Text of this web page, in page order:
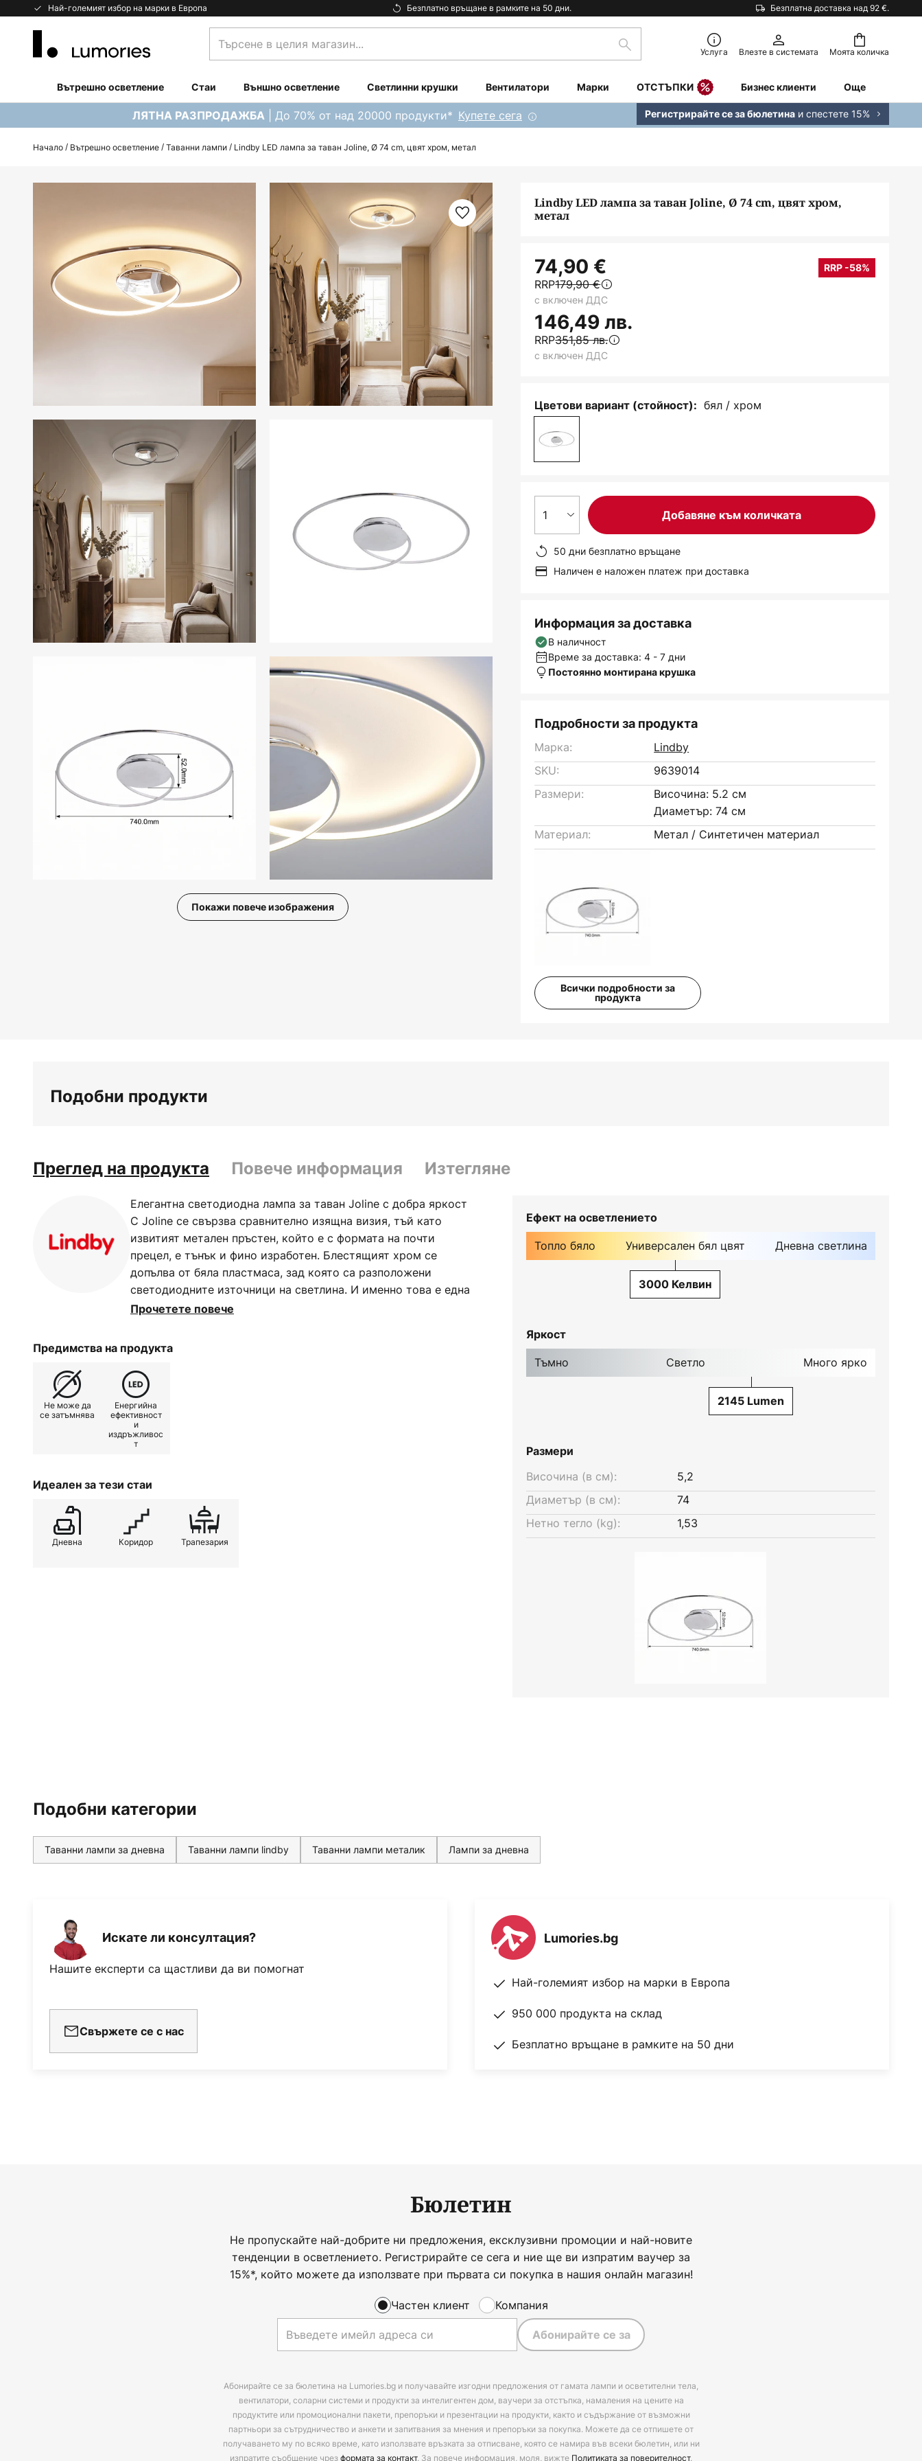
Най-големият избор на марки в Европа Безплатно връщане в рамките на 50 дни. Безплатна доставка над 92 €.
Прескачане
Моята количка
магазин...
Търсене Услуга Влезте в системата
Вътрешно осветление Стаи Външно осветление Светлинни крушки Вентилатори Марки ОТСТЪПКИ Бизнес клиенти Още
ЛЯТНА РАЗПРОДАЖБА | До 70% от над 20000 продукти* Купете сега Регистрирайте се за бюлетина и спестете 15%
Начало Вътрешно осветление Таванни лампи Lindby LED лампа за таван Joline, Ø 74 cm, цвят хром, метал
галерията
изображенията
Покажи повече изображения
Lindby LED лампа за таван Joline, Ø 74 cm, цвят хром,
метал
74,90 € RRP -58%
RRP179,90 €
146,49 лв.
RRP351,85 лв.
с включен ДДС
с включен ДДС
Цветови вариант (стойност): бял / хром
1 Добавяне към количката
50 дни безплатно връщане
Наличен е наложен платеж при доставка
Информация за доставка
В наличност
Време за доставка: 4 - 7 дни
Постоянно монтирана крушка
Подробности за продукта
Марка:
Lindby
SKU:
9639014
Размери:
Височина: 5.2 см
Диаметър: 74 см
Материал:
Метал / Синтетичен материал
Всички подробности за
продукта
Подобни продукти
Преглед на продукта Повече информация Изтегляне
Елегантна светодиодна лампа за таван Joline с добра яркост
С Joline се свързва сравнително изящна визия, тъй като
извитият метален пръстен, който е с формата на почти
прецел, е тънък и фино изработен. Блестящият хром се
допълва от бяла пластмаса, зад която са разположени
светодиодните източници на светлина. И именно това е една
от особеностите на светодиодите, тъй като компактният им
различно от това, с което сме свикнали от конвенционалните
осветителни тела - рамка, комбинирана с традиционен
абажур или абажури. Светодиодите могат да гарантират и
добра енергийна ефективност, поради което Joline свети
ярко, но не консумира значително голямо количество
електроенергия.
Прочетете повече
Предимства на продукта
Не може да
се затъмнява
Енергийна
ефективност
и
издръжливос
т
Идеален за тези стаи
Дневна Коридор Трапезария
Ефект на осветлението
Топло бяло Универсален бял цвят Дневна светлина
3000 Келвин
Яркост
Тъмно Светло Много ярко
2145 Lumen
Размери
Височина (в см):
5,2
Диаметър (в см):
74
Нетно тегло (kg):
1,53
Подобни категории
Таванни лампи за дневна Таванни лампи lindby Таванни лампи металик Лампи за дневна
Искате ли консултация?
Нашите експерти са щастливи да ви помогнат
Свържете се с нас
Lumories.bg
Най-големият избор на марки в Европа
950 000 продукта на склад
Безплатно връщане в рамките на 50 дни
Бюлетин
Не пропускайте най-добрите ни предложения, ексклузивни промоции и най-новите
тенденции в осветлението. Регистрирайте се сега и ние ще ви изпратим ваучер за
15%*, който можете да използвате при първата си покупка в нашия онлайн магазин!
Частен клиент Компания
Абонирайте се за
Абонирайте се за бюлетина на Lumories.bg и получавайте изгодни предложения от гамата лампи и осветителни тела,
вентилатори, соларни системи и продукти за интелигентен дом, ваучери за отстъпка, намаления на цените на
продуктите или промоционални пакети, препоръки и презентации на продукти, както и съдържание от възможни
партньори за сътрудничество и анкети и запитвания за мнения и препоръки за покупка. Можете да се отпишете от
получаването му по всяко време, като използвате връзката за отписване, която се намира във всеки бюлетин, или ни
изпратите съобщение чрезформата за контакт. За повече информация, моля, вижте Политиката за поверителност.